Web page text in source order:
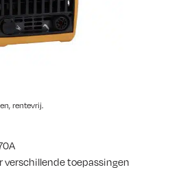
rentevrij.
verschillende toepassingen